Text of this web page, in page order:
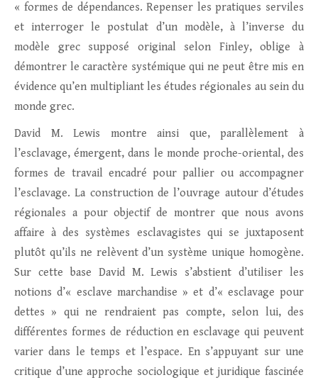
« formes de dépendances. Repenser les pratiques serviles
et interroger le postulat d’un modèle, à l’inverse du
modèle grec supposé original selon Finley, oblige à
démontrer le caractère systémique qui ne peut être mis en
évidence qu’en multipliant les études régionales au sein du
monde grec.
David M. Lewis montre ainsi que, parallèlement à
l’esclavage, émergent, dans le monde proche-oriental, des
formes de travail encadré pour pallier ou accompagner
l’esclavage. La construction de l’ouvrage autour d’études
régionales a pour objectif de montrer que nous avons
affaire à des systèmes esclavagistes qui se juxtaposent
plutôt qu’ils ne relèvent d’un système unique homogène.
Sur cette base David M. Lewis s’abstient d’utiliser les
notions d’« esclave marchandise » et d’« esclavage pour
dettes » qui ne rendraient pas compte, selon lui, des
différentes formes de réduction en esclavage qui peuvent
varier dans le temps et l’espace. En s’appuyant sur une
critique d’une approche sociologique et juridique fascinée